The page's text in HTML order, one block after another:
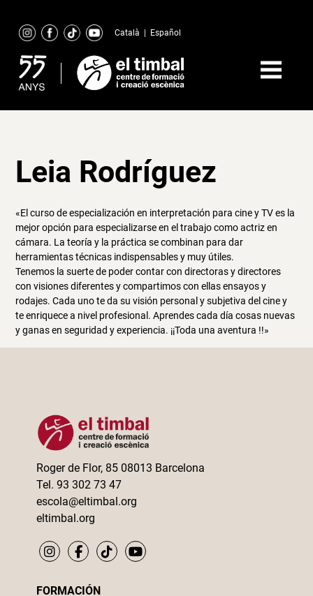
content
Català Español
Leia Rodríguez
«El curso de especialización en interpretación para cine y TV es la
mejor opción para especializarse en el trabajo como actriz en
cámara. La teoría y la práctica se combinan para dar
herramientas técnicas indispensables y muy útiles.
Tenemos la suerte de poder contar con directoras y directores
con visiones diferentes y compartimos con ellas ensayos y
rodajes. Cada uno te da su visión personal y subjetiva del cine y
te enriquece a nivel profesional. Aprendes cada día cosas nuevas
y ganas en seguridad y experiencia. ¡¡Toda una aventura !!»
Roger de Flor, 85 08013 Barcelona
Tel. 93 302 73 47
escola@eltimbal.org
eltimbal.org
FORMACIÓN